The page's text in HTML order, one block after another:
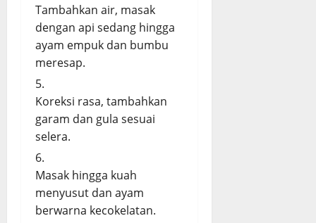
Tambahkan air, masak
dengan api sedang hingga
ayam empuk dan bumbu
meresap.
Koreksi rasa, tambahkan
garam dan gula sesuai
selera.
Masak hingga kuah
menyusut dan ayam
berwarna kecokelatan.